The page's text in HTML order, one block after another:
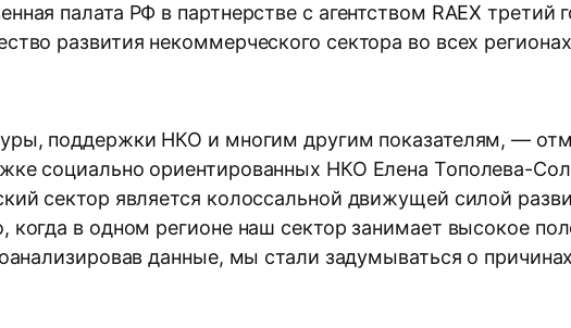
палата РФ в партнерстве с агентством RAEX третий
развития некоммерческого сектора во всех
поддержки НКО и многим другим показателям, —
социально ориентированных НКО Елена Тополева-
сектор является колоссальной движущей силой
в одном регионе наш сектор занимает высокое
данные, мы стали задумываться о